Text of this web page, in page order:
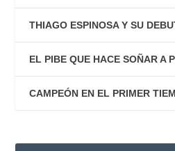
THIAGO ESPINOSA Y SU
EL PIBE QUE HACE SOÑAR A
CAMPEÓN EN EL PRIMER